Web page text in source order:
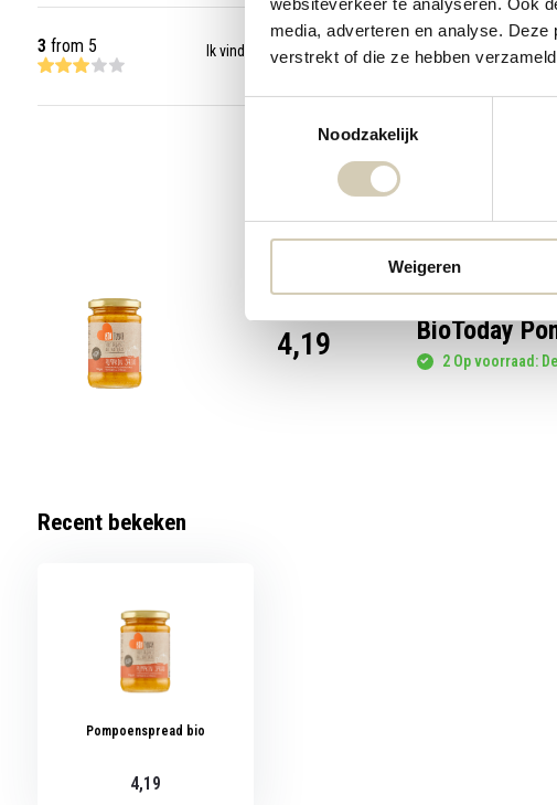
websiteverkeer te analyseren. Ook
media, adverteren en analyse.
verstrekt of die ze hebben
Toestemmingsselectie
Noodzakelijk
Weigeren
3 from 5 Ik vind dit niet zo lekker als sommige andere vegan
4,19 BioToday
2 Op voorraad:
Recent bekeken
Pompoenspread bio
4,19